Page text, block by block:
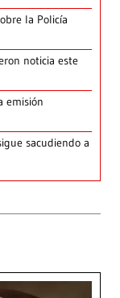
la Policía
noticia este
emisión
sacudiendo a